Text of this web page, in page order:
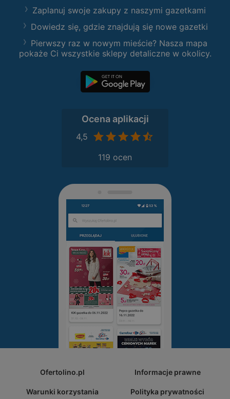
Zaplanuj swoje zakupy z naszymi gazetkami
Dowiedz się, gdzie znajdują się nowe gazetki
Pierwszy raz w nowym mieście? Nasza mapa
pokaże Ci wszystkie sklepy detaliczne w okolicy.
Ocena aplikacji
4,5
119 ocen
Ofertolino.pl Informacje prawne
Warunki korzystania Polityka prywatności